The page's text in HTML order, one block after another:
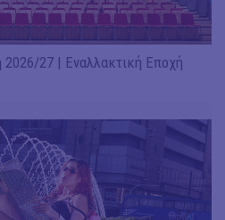
2026/27 | Εναλλακτική Εποχή